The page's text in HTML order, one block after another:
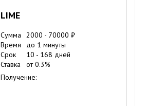
LIME
Сумма 2000 - 70000 ₽
Время
до 1 минуты
Срок
10 - 168 дней
Ставка
от0.3%
Получение: